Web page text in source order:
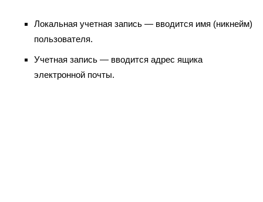
Локальная учетная запись — вводится имя (никнейм)
пользователя.
Учетная запись — вводится адрес ящика
электронной почты.